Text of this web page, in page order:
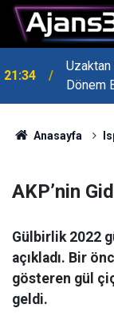
21:34
Dönem
Anasayfa
AKP’nin
Gülbirlik 2022
açıkladı. Bir
gösteren gül
geldi.